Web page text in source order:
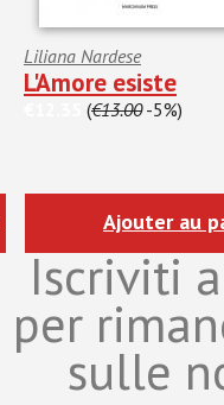
Liliana Nardese
L'Amore esiste
(€13.00-5%)
Ajouter au
Iscriviti
per
sulle